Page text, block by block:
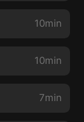
10min
10min
7min